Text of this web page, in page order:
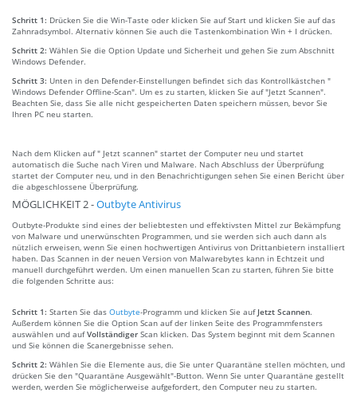
Schritt 1: Drücken Sie die Win-Taste oder klicken Sie auf Start und klicken Sie auf das
Zahnradsymbol. Alternativ können Sie auch die Tastenkombination Win + I drücken.
Schritt 2: Wählen Sie die Option Update und Sicherheit und gehen Sie zum Abschnitt
Windows Defender.
Schritt 3: Unten in den Defender-Einstellungen befindet sich das Kontrollkästchen "
Windows Defender Offline-Scan". Um es zu starten, klicken Sie auf "Jetzt Scannen".
Beachten Sie, dass Sie alle nicht gespeicherten Daten speichern müssen, bevor Sie
Ihren PC neu starten.
Nach dem Klicken auf " Jetzt scannen" startet der Computer neu und startet
automatisch die Suche nach Viren und Malware. Nach Abschluss der Überprüfung
startet der Computer neu, und in den Benachrichtigungen sehen Sie einen Bericht über
die abgeschlossene Überprüfung.
MÖGLICHKEIT 2 -Outbyte Antivirus
Outbyte-Produkte sind eines der beliebtesten und effektivsten Mittel zur Bekämpfung
von Malware und unerwünschten Programmen, und sie werden sich auch dann als
nützlich erweisen, wenn Sie einen hochwertigen Antivirus von Drittanbietern installiert
haben. Das Scannen in der neuen Version von Malwarebytes kann in Echtzeit und
manuell durchgeführt werden. Um einen manuellen Scan zu starten, führen Sie bitte
die folgenden Schritte aus:
Schritt 1: Starten Sie das Outbyte-Programm und klicken Sie auf Jetzt Scannen.
Außerdem können Sie die Option Scan auf der linken Seite des Programmfensters
auswählen und aufVollständiger Scan klicken. Das System beginnt mit dem Scannen
und Sie können die Scanergebnisse sehen.
Schritt 2: Wählen Sie die Elemente aus, die Sie unter Quarantäne stellen möchten, und
drücken Sie den "Quarantäne Ausgewählt"-Button. Wenn Sie unter Quarantäne gestellt
werden, werden Sie möglicherweise aufgefordert, den Computer neu zu starten.